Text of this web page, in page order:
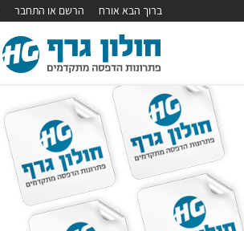
ברוך הבא אורח הרשם או התחבר